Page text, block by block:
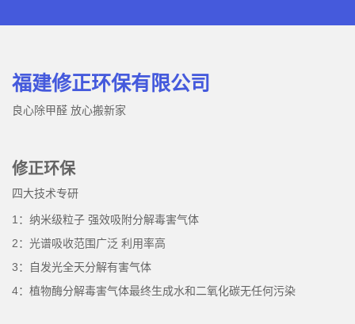
福建修正环保有限公司
良心除甲醛 放心搬新家
修正环保
四大技术专研
1：纳米级粒子 强效吸附分解毒害气体
2：光谱吸收范围广泛 利用率高
3：自发光全天分解有害气体
4：植物酶分解毒害气体最终生成水和二氧化碳无任何污染